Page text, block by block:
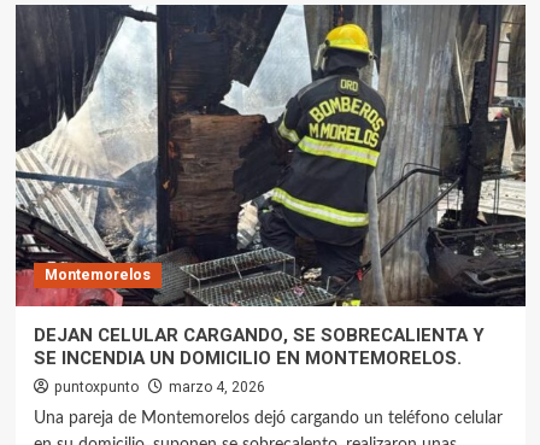
Montemorelos
DEJAN CELULAR CARGANDO, SE SOBRECALIENTA Y
SE INCENDIA UN DOMICILIO EN MONTEMORELOS.
puntoxpunto marzo 4, 2026
Una pareja de Montemorelos dejó cargando un teléfono celular